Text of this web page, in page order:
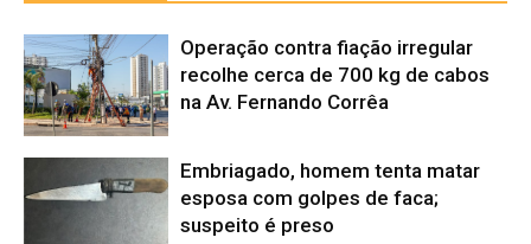
Operação contra fiação irregular
recolhe cerca de 700 kg de cabos
na Av. Fernando Corrêa
Embriagado, homem tenta matar
esposa com golpes de faca;
suspeito é preso